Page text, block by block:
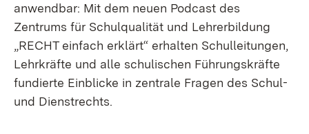
anwendbar: Mit dem neuen Podcast des
Zentrums für Schulqualität und Lehrerbildung
„RECHT einfach erklärt“ erhalten Schulleitungen,
Lehrkräfte und alle schulischen Führungskräfte
fundierte Einblicke in zentrale Fragen des Schul-
und Dienstrechts.